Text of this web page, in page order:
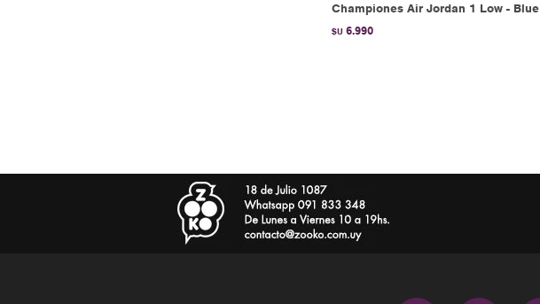
Championes Air Jordan 1 Low - Blue
$U 6.990